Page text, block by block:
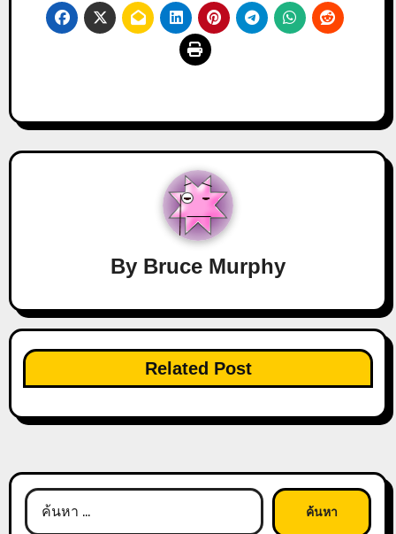
By Bruce Murphy
Related Post
ค้นหา
สำหรับ: